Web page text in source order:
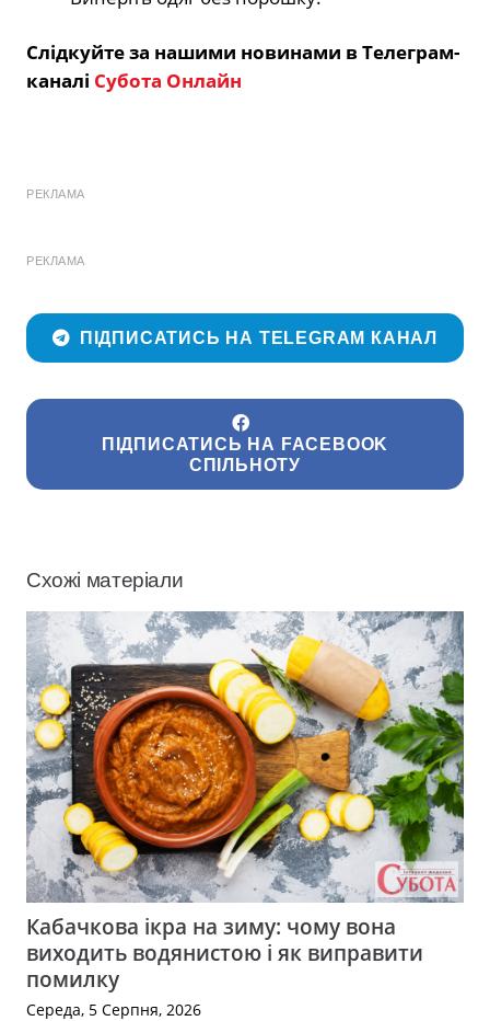
Слідкуйте за нашими новинами в Телеграм-
каналі Субота Онлайн
РЕКЛАМА
РЕКЛАМА
ПІДПИСАТИСЬ НА TELEGRAM КАНАЛ
ПІДПИСАТИСЬ НА FACEBOOK
СПІЛЬНОТУ
Схожі матеріали
Кабачкова ікра на зиму: чому вона
виходить водянистою і як виправити
помилку
Середа, 5 Серпня, 2026